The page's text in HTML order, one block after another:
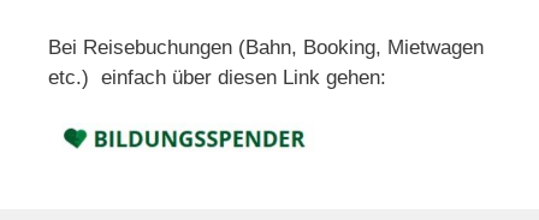
Bei Reisebuchungen (Bahn, Booking, Mietwagen
etc.) einfach über diesen Link gehen: